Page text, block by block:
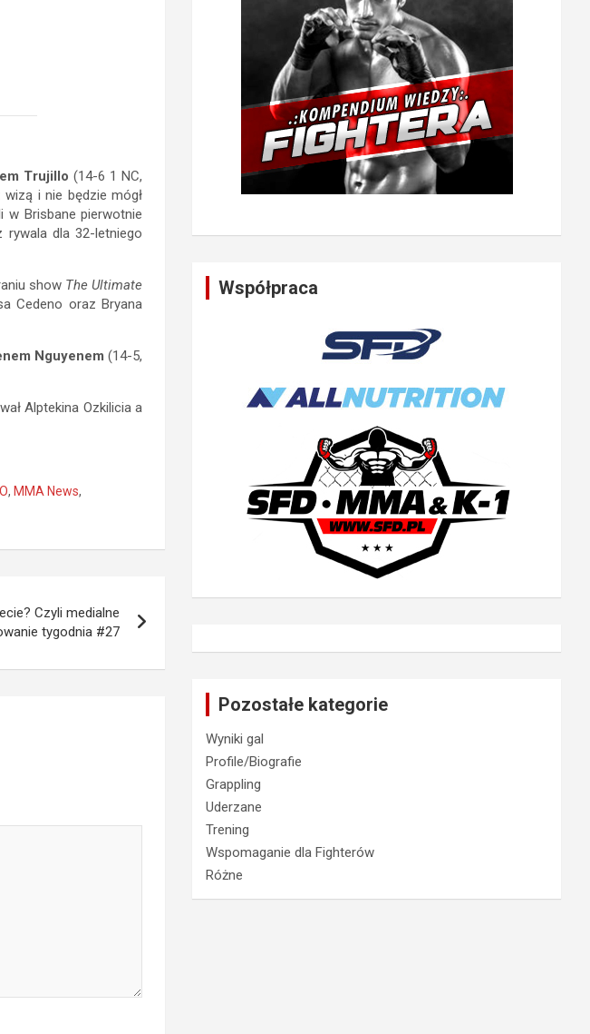
Trujillo (14-6 1 NC,
i nie będzie mógł
w Brisbane pierwotnie
rywala dla 32-letniego
show The Ultimate
Cedeno oraz Bryana
Nguyenem (14-5,
Alptekina Ozkilicia a
, MMA News,
Czyli medialne
tygodnia #27
Współpraca
Pozostałe kategorie
Wyniki gal
Profile/Biografie
Grappling
Uderzane
Trening
Wspomaganie dla Fighterów
Różne